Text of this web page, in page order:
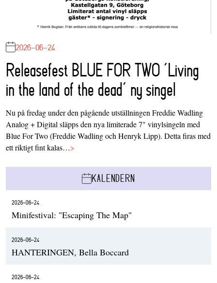
2026-06-24
Releasefest BLUE FOR TWO ‘Living
in the land of the dead’ ny singel
Nu på fredag under den pågående utställningen Freddie Wadling
Analog + Digital släpps den nya limiterade 7" vinylsingeln med
Blue For Two (Freddie Wadling och Henryk Lipp). Detta firas med
ett riktigt fint kalas…>
KALENDERN
2026-06-24
Minifestival: "Escaping The Map"
2026-06-24
HANTERINGEN, Bella Boccard
2026-06-24